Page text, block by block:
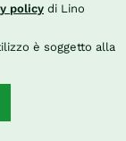
policy di Lino
è soggetto alla